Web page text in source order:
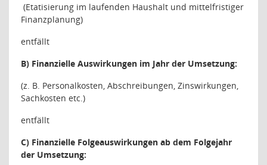
(Etatisierung im laufenden Haushalt und mittelfristiger
Finanzplanung)
entfällt
B) Finanzielle Auswirkungen im Jahr der Umsetzung:
(z. B. Personalkosten, Abschreibungen, Zinswirkungen,
Sachkosten etc.)
entfällt
C) Finanzielle Folgeauswirkungen ab dem Folgejahr
der Umsetzung: